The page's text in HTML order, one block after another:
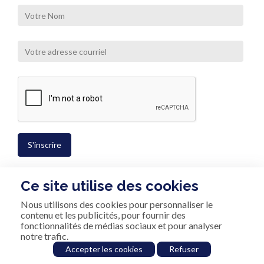
Politique de confidentialité
© 2025 Schokbeton - Tous les droits sont réservés.
Conception Coperon Technologies
Ce site utilise des cookies
Nous utilisons des cookies pour personnaliser le
contenu et les publicités, pour fournir des
fonctionnalités de médias sociaux et pour analyser
notre trafic.
Accepter les cookies Refuser